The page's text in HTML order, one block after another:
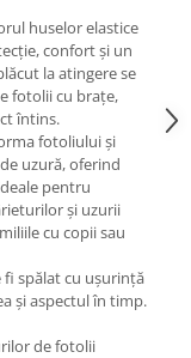
huselor elastice
confort și un
la atingere se
fotolii cu brațe,
întins.
fotoliului și
uzură, oferind
pentru
și uzurii
cu copii sau
fi spălat cu ușurință
și aspectul în timp.
de fotolii